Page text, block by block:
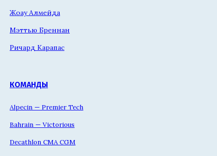
Жоау Алмейда
Мэттью Бреннан
Ричард Карапас
КОМАНДЫ
Alpecin — Premier Tech
Bahrain — Victorious
Decathlon CMA CGM